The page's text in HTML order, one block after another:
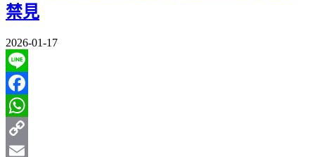
禁見
2026-01-17
Line
Facebook
WhatsApp
Copy